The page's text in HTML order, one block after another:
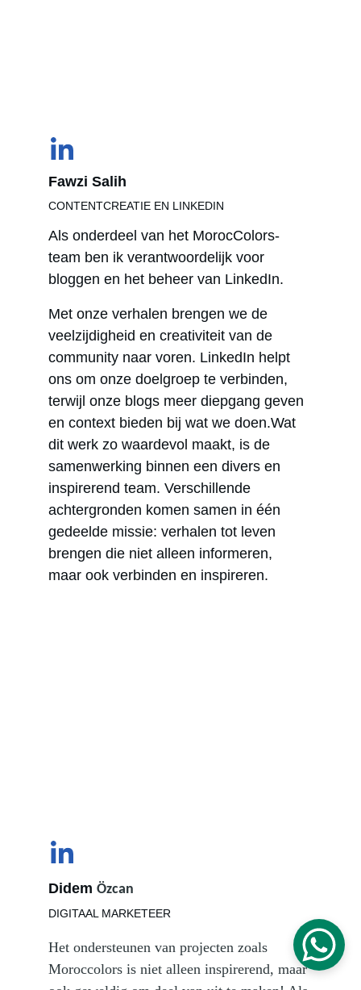
Didem Özcan
DIGITAAL MARKETEER
Het ondersteunen van projecten zoals
Moroccolors is niet alleen inspirerend, maar
Fawzi Salih
CONTENTCREATIE EN LINKEDIN
Als onderdeel van het MorocColors-
team ben ik verantwoordelijk voor
bloggen en het beheer van LinkedIn.
Met onze verhalen brengen we de
veelzijdigheid en creativiteit van de
community naar voren. LinkedIn helpt
ons om onze doelgroep te verbinden,
terwijl onze blogs meer diepgang geven
en context bieden bij wat we doen.Wat
dit werk zo waardevol maakt, is de
samenwerking binnen een divers en
inspirerend team. Verschillende
achtergronden komen samen in één
gedeelde missie: verhalen tot leven
brengen die niet alleen informeren,
maar ook verbinden en inspireren.